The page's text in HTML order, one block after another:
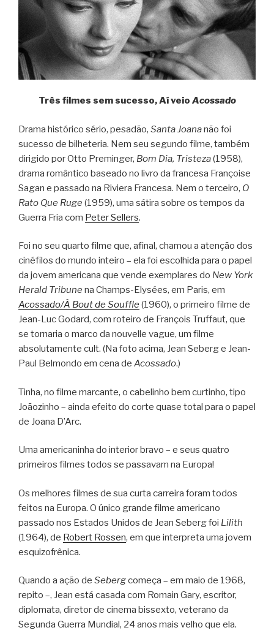
Três filmes sem sucesso, Aí veio Acossado
Drama histórico sério, pesadão, Santa Joananão foi
sucesso de bilheteria. Nem seu segundo filme, também
dirigido por Otto Preminger, Bom Dia, Tristeza(1958),
drama romântico baseado no livro da francesa Françoise
Sagan e passado na Riviera Francesa. Nem o terceiro, O
Rato Que Ruge (1959), uma sátira sobre os tempos da
Guerra Fria com Peter Sellers.
Foi no seu quarto filme que, afinal, chamou a atenção dos
cinéfilos do mundo inteiro – ela foi escolhida para o papel
da jovem americana que vende exemplares do New York
Herald Tribune na Champs-Elysées, em Paris, em
Acossado/À Bout de Souffle(1960), o primeiro filme de
Jean-Luc Godard, com roteiro de François Truffaut, que
se tornaria o marco da nouvelle vague, um filme
absolutamente cult. (Na foto acima, Jean Seberg e Jean-
Paul Belmondo em cena de Acossado.)
Tinha, no filme marcante, o cabelinho bem curtinho, tipo
Joãozinho – ainda efeito do corte quase total para o papel
de Joana D’Arc.
Uma americaninha do interior bravo – e seus quatro
primeiros filmes todos se passavam na Europa!
Os melhores filmes de sua curta carreira foram todos
feitos na Europa. O único grande filme americano
passado nos Estados Unidos de Jean Seberg foi Lilith
(1964), de Robert Rossen, em que interpreta uma jovem
esquizofrênica.
Quando a ação de Sebergcomeça – em maio de 1968,
repito –, Jean está casada com Romain Gary, escritor,
diplomata, diretor de cinema bissexto, veterano da
Segunda Guerra Mundial, 24 anos mais velho que ela.